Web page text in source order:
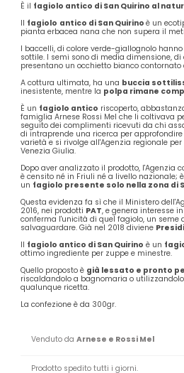
È il fagiolo antico di San Quirino al
Il fagiolo antico di San Quirinoè un
pianta erbacea nana che non supera il
I baccelli, di colore verde-giallognolo
sottile. I semi sono di media dimensione,
presentano un occhietto bianco contornato
A cottura ultimata, ha una buccia
inesistente, mentre la polpa rimane
È un fagiolo antico riscoperto,
famiglia Arnese Rossi Mel che li coltivava
seguito dei complimenti ricevuti da chi
di intraprende una ricerca per
varietà e si rivolge all'Agenzia regionale
Venezia Giulia.
Dopo aver analizzato il prodotto, l'Agenzia
è censito né in Friuli né a livello nazionale;
un fagiolo presente solo nella zona di
Questa evidenza fa sì che il Ministero
2016, nei prodotti PAT, e genera interesse in
conferma l'unicità di quel fagiolo, un seme
salvaguardare. Già nel 2018 diviene
Il fagiolo antico di San Quirino è un
ottimo ingrediente per zuppe e minestre.
Quello proposto è già lessato e pronto
riscaldandolo a bagnomaria o
qualunque ricetta.
La confezione è da 300gr.
Venduto daArnese e Rossi Mel
Prodotto spedito tutti i giorni.